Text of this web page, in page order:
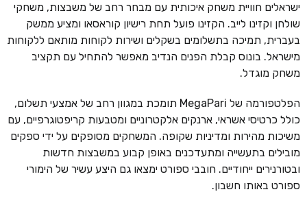
ישראלים חוויית משחק איכותית עם מבחר רחב של משבצות, משחקי
שולחן וקזינו לייב. הקזינו פועל תחת רישיון קוראסאו ומציע ממשק
בעברית, תמיכה בתשלומים בשקלים ושירות לקוחות מותאם ללקוחות
מישראל. בונוס קבלת הפנים הנדיב מאפשר להתחיל עם תקציב
משחק מוגדל.
הפלטפורמה של MegaPari תומכת במגוון רחב של אמצעי תשלום,
כולל כרטיסי אשראי, ארנקים אלקטרוניים ומטבעות קריפטוגרפיים, עם
משיכות מהירות ומדיניות שקופה. המשחקים מסופקים על ידי ספקים
מובילים בתעשייה ומתעדכנים באופן קבוע במשבצות חדשות
ובטורנירים ייחודיים. חובבי ספורט ימצאו גם היצע עשיר של הימורי
ספורט באותו חשבון.